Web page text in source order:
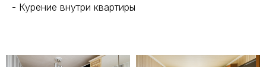
- Курение внутри квартиры